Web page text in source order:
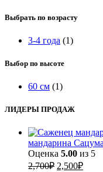
Выбрать по возрасту
3-4 года (1)
Выбор по высоте
60 см (1)
ЛИДЕРЫ ПРОДАЖ
мандарина
Оценка 5.00 из 5
2,700₽ 2,500₽